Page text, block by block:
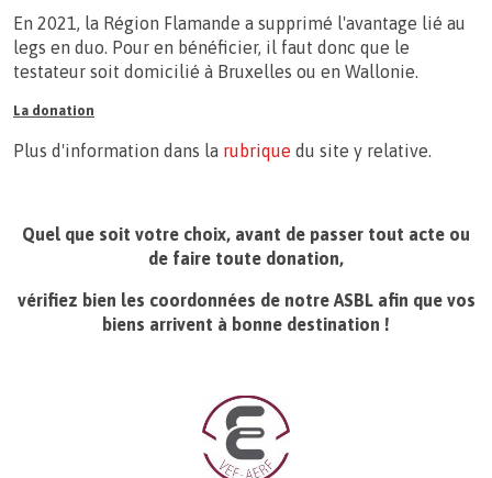
En 2021, la Région Flamande a supprimé l'avantage lié au
legs en duo. Pour en bénéficier, il faut donc que le
testateur soit domicilié à Bruxelles ou en Wallonie.
La donation
Plus d'information dans la rubrique du site y relative.
Quel que soit votre choix, avant de passer tout acte ou
de faire toute donation,
vérifiez bien les coordonnées de notre ASBL afin que vos
biens arrivent à bonne destination !